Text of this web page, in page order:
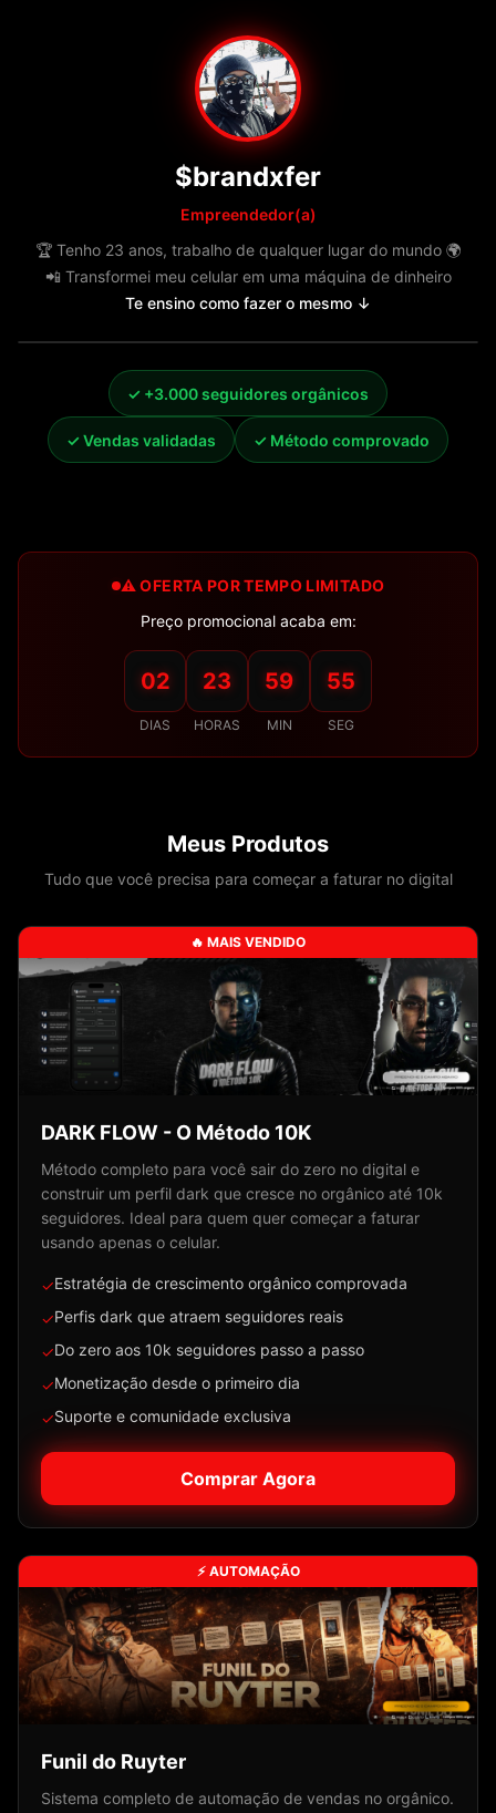
$brandxfer
Empreendedor(a)
🏆 Tenho 23 anos, trabalho de qualquer lugar do mundo 🌍
📲 Transformei meu celular em uma máquina de dinheiro
Te ensino como fazer o mesmo ↓
Dark Flow • Funil do Ruyter • Pack de Cortes
✓ +3.000 seguidores orgânicos
✓ Vendas validadas ✓ Método comprovado
⚠️ OFERTA POR TEMPO LIMITADO
Preço promocional acaba em:
02
DIAS
23
HORAS
59
MIN
54
SEG
Meus Produtos
Tudo que você precisa para começar a faturar no digital
🔥 MAIS VENDIDO
DARK FLOW - O Método 10K
Método completo para você sair do zero no digital e
construir um perfil dark que cresce no orgânico até 10k
seguidores. Ideal para quem quer começar a faturar
usando apenas o celular.
✓Estratégia de crescimento orgânico comprovada
✓Perfis dark que atraem seguidores reais
✓Do zero aos 10k seguidores passo a passo
✓Monetização desde o primeiro dia
✓Suporte e comunidade exclusiva
Comprar Agora
⚡ AUTOMAÇÃO
Funil do Ruyter
Sistema completo de automação de vendas no orgânico.